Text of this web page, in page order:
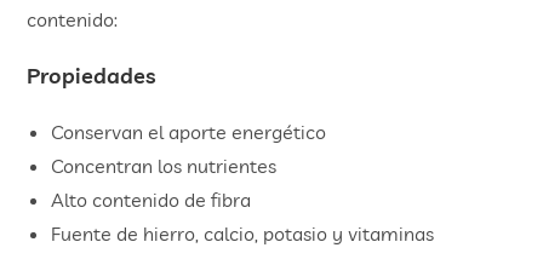
contenido:
Propiedades
Conservan el aporte energético
Concentran los nutrientes
Alto contenido de fibra
Fuente de hierro, calcio, potasio y vitaminas